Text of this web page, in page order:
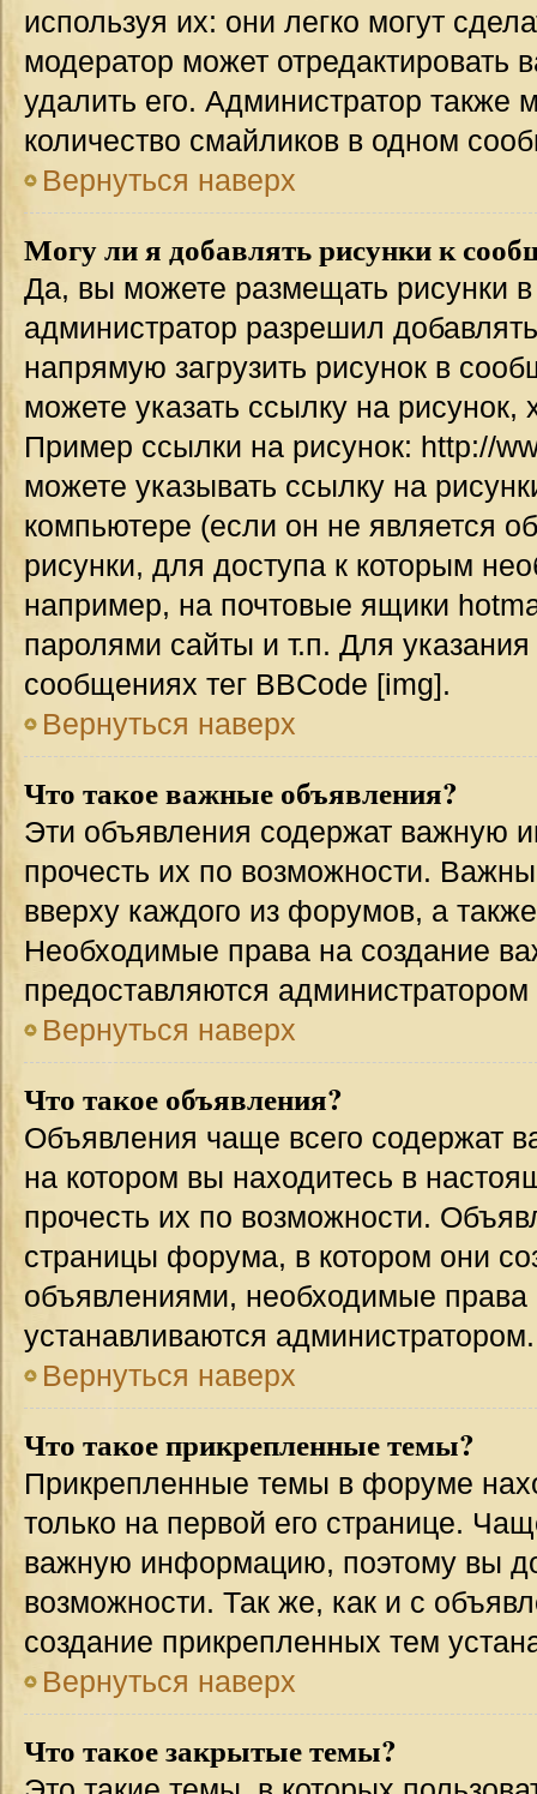
используя их: они легко могут
модератор может
удалить его. Администратор также
количество смайликов в одном
Вернуться наверх
Могу ли я добавлять рисунки к
Да, вы можете размещать рисунки
администратор разрешил
напрямую загрузить рисунок в
можете указать ссылку на
Пример ссылки на рисунок: http://
можете указывать ссылку на
компьютере (если он не является
рисунки, для доступа к которым
например, на почтовые ящики
паролями сайты и т.п. Для
сообщениях тег BBCode [img].
Вернуться наверх
Что такое важные объявления?
Эти объявления содержат
прочесть их по возможности.
вверху каждого из форумов, а
Необходимые права на создание
предоставляются
Вернуться наверх
Что такое объявления?
Объявления чаще всего
на котором вы находитесь в
прочесть их по возможности.
страницы форума, в котором они
объявлениями, необходимые права
устанавливаются администратором.
Вернуться наверх
Что такое прикрепленные темы?
Прикрепленные темы в форуме
только на первой его странице.
важную информацию, поэтому вы
возможности. Так же, как и с
создание прикрепленных тем
Вернуться наверх
Что такое закрытые темы?